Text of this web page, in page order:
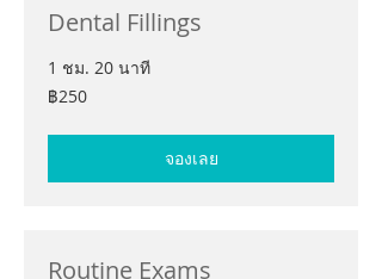
Dental Fillings
1 ชม. 20 นาที
250
บาท
฿250
จองเลย
Routine Exams